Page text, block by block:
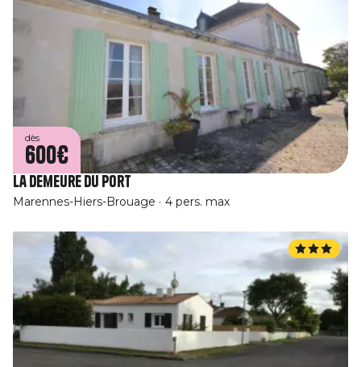
dès
600€
La Demeure du Port
Marennes-Hiers-Brouage 4 pers. max